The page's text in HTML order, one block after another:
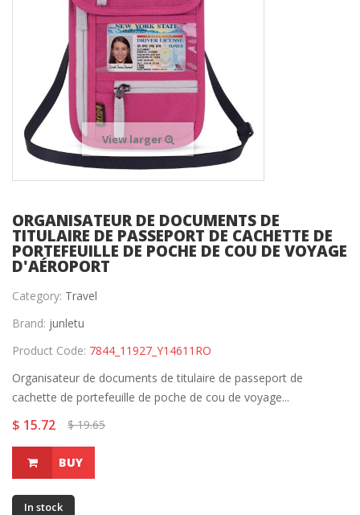
View larger
ORGANISATEUR DE DOCUMENTS DE
TITULAIRE DE PASSEPORT DE CACHETTE DE
PORTEFEUILLE DE POCHE DE COU DE VOYAGE
D'AÉROPORT
Category: Travel
Brand: junletu
Product Code: 7844_11927_Y14611RO
Organisateur de documents de titulaire de passeport de
cachette de portefeuille de poche de cou de voyage...
$ 15.72 $ 19.65
BUY
In stock